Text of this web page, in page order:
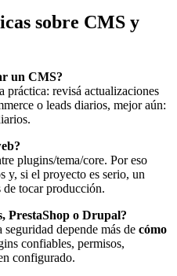
sobre CMS y
un CMS?
práctica: revisá actualizaciones
o leads diarios, mejor aún:
plugins/tema/core. Por eso
y, si el proyecto es serio, un
de tocar producción.
PrestaShop o Drupal?
depende más de cómo
confiables, permisos,
configurado.